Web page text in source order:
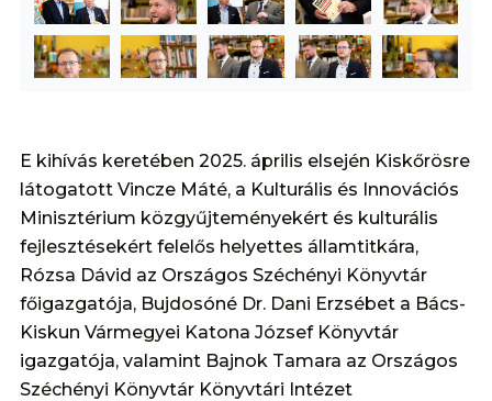
E kihívás keretében 2025. április elsején Kiskőrösre
látogatott Vincze Máté, a Kulturális és Innovációs
Minisztérium közgyűjteményekért és kulturális
fejlesztésekért felelős helyettes államtitkára,
Rózsa Dávid az Országos Széchényi Könyvtár
főigazgatója, Bujdosóné Dr. Dani Erzsébet a Bács-
Kiskun Vármegyei Katona József Könyvtár
igazgatója, valamint Bajnok Tamara az Országos
Széchényi Könyvtár Könyvtári Intézet